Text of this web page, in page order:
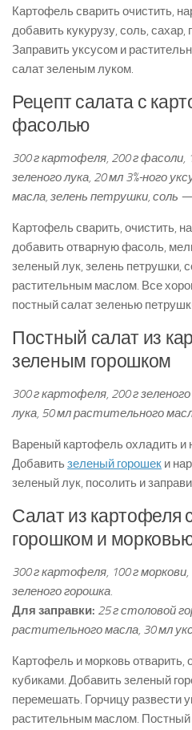
Картофель сварить очистить,
добавить кукурузу, соль,
Заправить уксусом и
салат зеленым луком.
Рецепт салата с
фасолью
300 г картофеля, 200 г фасоли,
зеленого лука, 20 мл 3%-ного
масла, зелень петрушки, соль
Картофель сварить, очистить,
добавить отварную фасоль,
зеленый лук, зелень петрушки,
растительным маслом. Все
постный салат зеленью
Постный салат из
зеленым горошком
300 г картофеля, 200 г
лука, 50 мл растительного
Вареный картофель охладить и
Добавитьзеленый горошек и
зеленый лук, посолить и
Салат из картофеля
горошком и
300 г картофеля, 100 г моркови,
зеленого горошка.
Для заправки: 25 г столовой
растительного масла, 30 мл
Картофель и морковь отварить,
кубиками. Добавить зеленый
перемешать. Горчицу развести
растительным маслом.